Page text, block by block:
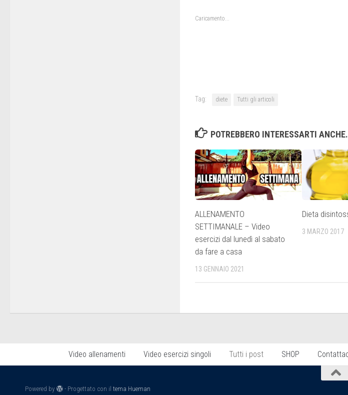
Caricamento...
Tag: diete Tutti gli articoli
POTREBBERO INTERESSARTI
ALLENAMENTO
SETTIMANALE – Video
esercizi dal lunedì al sabato
da fare a casa
13 GENNAIO 2021
Dieta
3 MARZO 2017
Video allenamenti Video esercizi singoli Tutti i post SHOP
Powered by - Progettato con iltema Hueman